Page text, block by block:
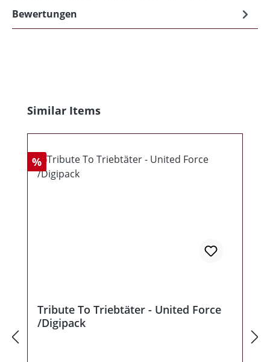
Bewertungen
Produktgalerie überspringen
Similar Items
Rabatt
%
Tribute To Triebtäter - United Force
/Digipack